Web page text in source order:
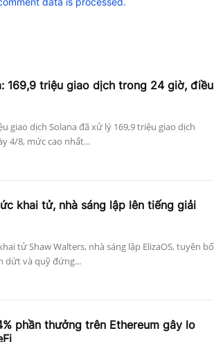
169,9 triệu giao dịch trong 24 giờ, điều
giao dịch Solana đã xử lý 169,9 triệu giao dịch
4/8, mức cao nhất...
khai tử, nhà sáng lập lên tiếng giải
tử Shaw Walters, nhà sáng lập ElizaOS, tuyên bố
dứt và quỹ đứng...
phần thưởng trên Ethereum gây lo